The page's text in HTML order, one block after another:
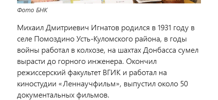
Фото БНК
Михаил Дмитриевич Игнатов родился в 1931 году в
селе Помоздино Усть-Куломского района, в годы
войны работал в колхозе, на шахтах Донбасса сумел
вырасти до горного инженера. Окончил
режиссерский факультет ВГИК и работал на
киностудии «Леннаучфильм», выпустил около 50
документальных фильмов.